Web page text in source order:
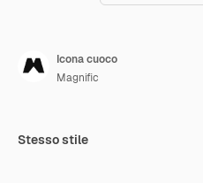
Icona cuoco
Magnific
Stesso stile